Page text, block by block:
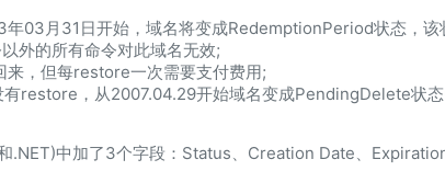
03月31日开始，域名将变成RedemptionPeriod状态，
外的所有命令对此域名无效;
，但每restore一次需要支付费用;
restore，从2007.04.29开始域名变成PendingDelete状
.NET)中加了3个字段：Status、Creation Date、